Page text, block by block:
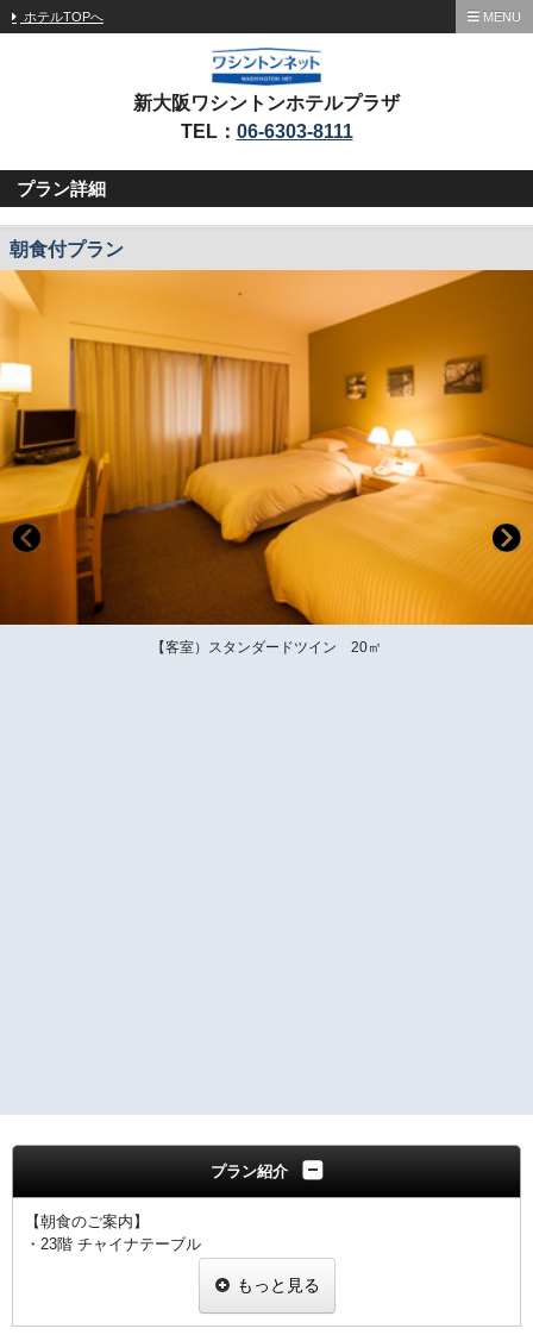
ホテルTOPへ MENU
新大阪ワシントンホテルプラザ
TEL： 06-6303-8111
プラン詳細
朝食付プラン
【客室）スタンダードツイン 20㎡
プラン紹介
【朝食のご案内】
・23階 チャイナテーブル
「定食スタイル」での提供となる場合がございます。
もっと見る